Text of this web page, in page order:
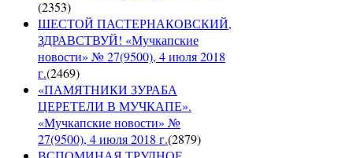
(2353)
ШЕСТОЙ ПАСТЕРНАКОВСКИЙ,
ЗДРАВСТВУЙ! «Мучкапские
новости» № 27(9500), 4 июля 2018
г.(2469)
«ПАМЯТНИКИ ЗУРАБА
ЦЕРЕТЕЛИ В МУЧКАПЕ».
«Мучкапские новости» №
27(9500), 4 июля 2018 г.(2879)